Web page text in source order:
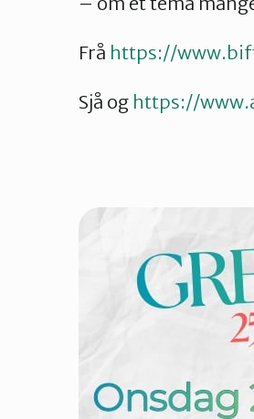
Frå https://
Sjå og https://